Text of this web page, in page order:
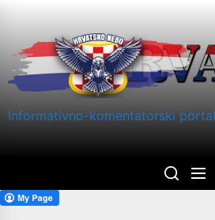
content
Informativno-komentatorski portal